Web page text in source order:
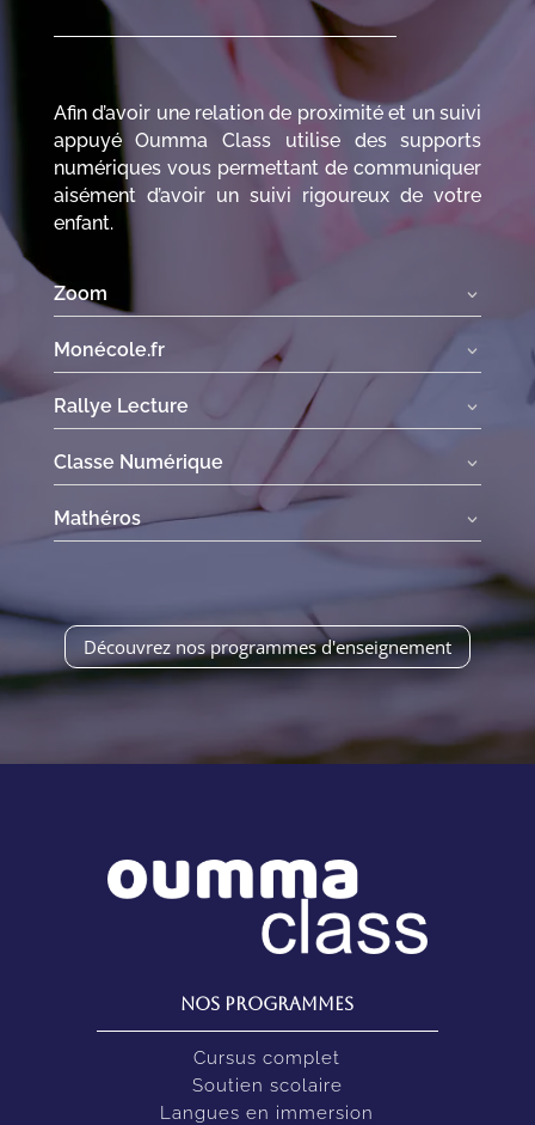
Afin d’avoir une relation de proximité et un suivi
appuyé Oumma Class utilise des supports
numériques vous permettant de communiquer
aisément d’avoir un suivi rigoureux de votre
enfant.
Zoom
Monécole.fr
Rallye Lecture
Classe Numérique
Mathéros
Découvrez nos programmes d'enseignement
Nos programmes
Cursus complet
Soutien scolaire
Langues en immersion